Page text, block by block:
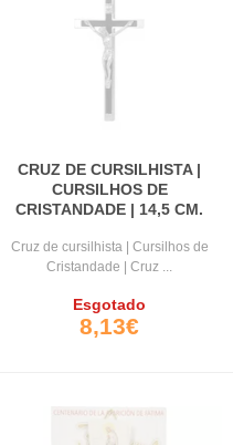
CRUZ DE CURSILHISTA |
CURSILHOS DE
CRISTANDADE | 14,5 CM.
Cruz de cursilhista | Cursilhos de
Cristandade | Cruz ...
Esgotado
8,13€